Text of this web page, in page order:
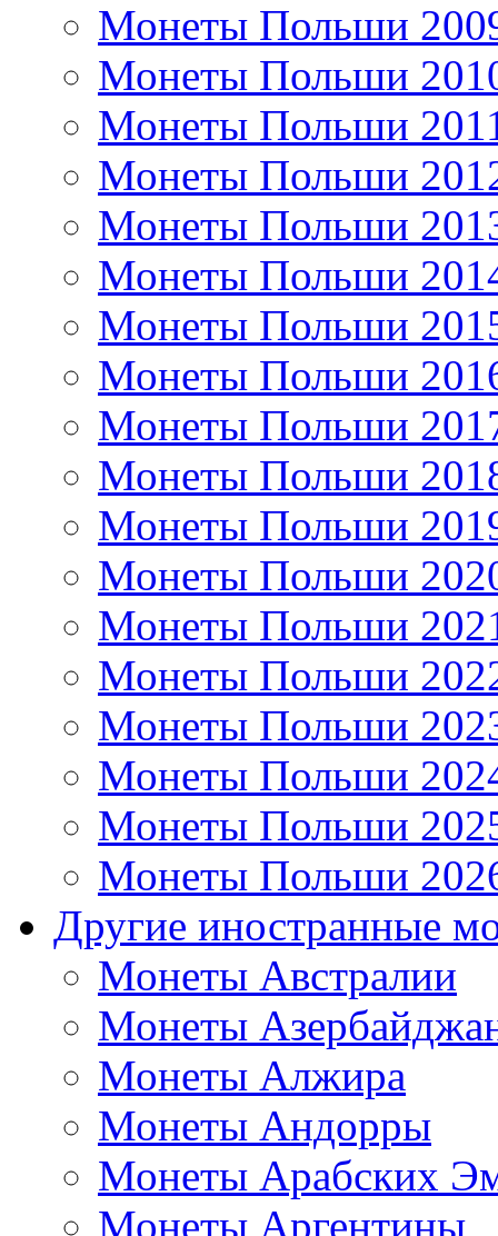
Монеты Польши
Монеты Польши
Монеты Польши
Монеты Польши
Монеты Польши
Монеты Польши
Монеты Польши
Монеты Польши
Монеты Польши
Монеты Польши
Монеты Польши
Монеты Польши
Монеты Польши
Монеты Польши
Монеты Польши
Монеты Польши
Монеты Польши
Монеты Польши
Другие иностранные
Монеты Австралии
Монеты
Монеты Алжира
Монеты Андорры
Монеты Арабских
Монеты Аргентины